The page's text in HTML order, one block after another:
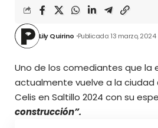
Lily Quirino Publicado: 13 marzo, 2024
Uno de los comediantes que la
actualmente vuelve a la ciudad
Celis en Saltillo 2024 con su
construcción”.